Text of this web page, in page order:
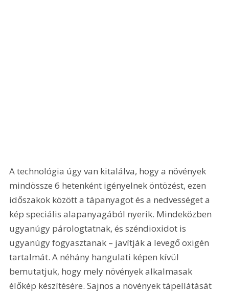
A technológia úgy van kitalálva, hogy a növények
mindössze 6 hetenként igényelnek öntözést, ezen
időszakok között a tápanyagot és a nedvességet a
kép speciális alapanyagából nyerik. Mindeközben
ugyanúgy párologtatnak, és széndioxidot is
ugyanúgy fogyasztanak – javítják a levegő oxigén
tartalmát. A néhány hangulati képen kívül
bemutatjuk, hogy mely növények alkalmasak
élőkép készítésére. Sajnos a növények tápellátását